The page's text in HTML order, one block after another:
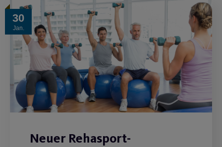
30
Jan.
Neuer Rehasport-